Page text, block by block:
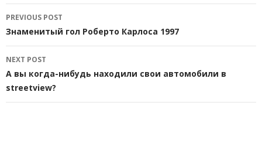
Post
navigation
PREVIOUS POST
Знаменитый гол Роберто Карлоса 1997
NEXT POST
А вы когда-нибудь находили свои автомобили в
streetview?